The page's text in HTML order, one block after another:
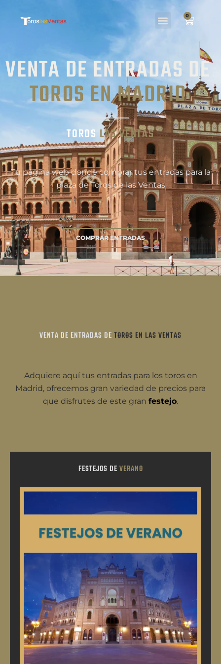
0
VENTA DE ENTRADAS DE
TOROS EN MADRID
TOROS LAS VENTAS
Tu página web donde comprar tus entradas para la
plaza de Toros de las Ventas
COMPRAR ENTRADAS
VENTA DE ENTRADAS DE TOROS EN LAS VENTAS
Adquiere aquí tus entradas para los toros en
Madrid, ofrecemos gran variedad de precios para
que disfrutes de este gran festejo.
FESTEJOS DE VERANO